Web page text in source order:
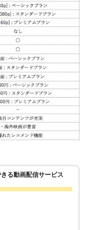
る動画配信サービス